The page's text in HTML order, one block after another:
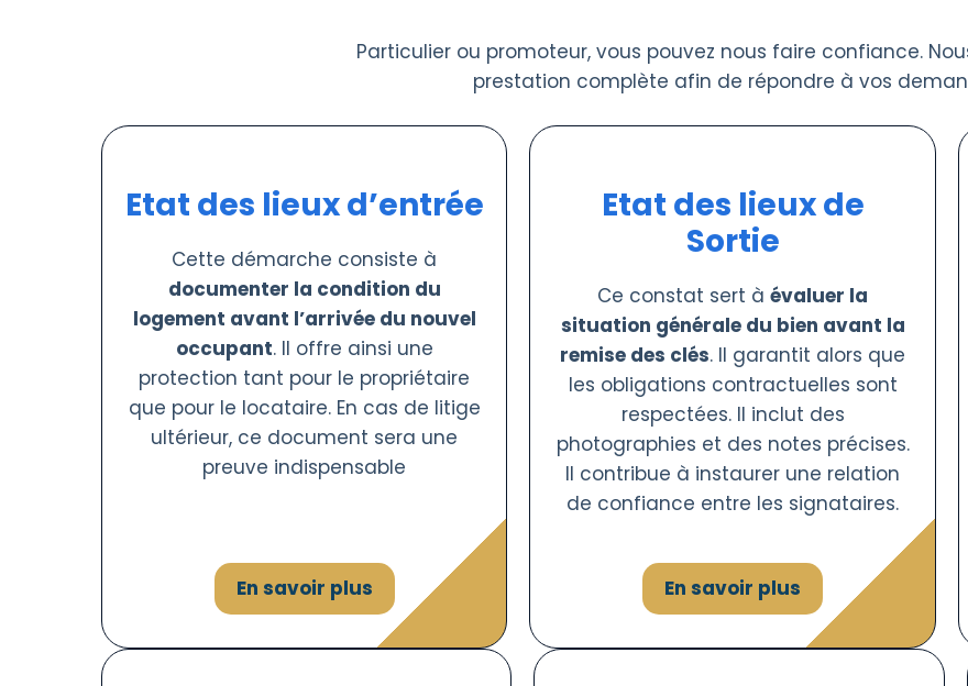
Particulier ou promoteur, vous pouvez nous faire confiance.
prestation complète afin de répondre à vos
Etat des lieux d’entrée
Cette démarche consiste à
documenter la condition du
logement avant l’arrivée du nouvel
occupant. Il offre ainsi une
protection tant pour le propriétaire
que pour le locataire. En cas de litige
ultérieur, ce document sera une
preuve indispensable
En savoir plus
Etat des lieux de
Sortie
Ce constat sert àévaluer la
situation générale du bien avant la
remise des clés. Il garantit alors que
les obligations contractuelles sont
respectées. Il inclut des
photographies et des notes précises.
Il contribue à instaurer une relation
de confiance entre les signataires.
En savoir plus